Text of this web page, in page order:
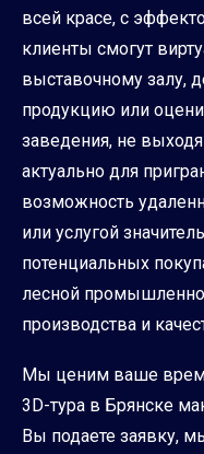
всей красе, с
клиенты смогут
выставочному залу,
продукцию или
заведения, не
актуально для
возможность
или услугой
потенциальных
лесной
производства и
Мы ценим ваше
3D-тура в Брянске
Вы подаете заявку,